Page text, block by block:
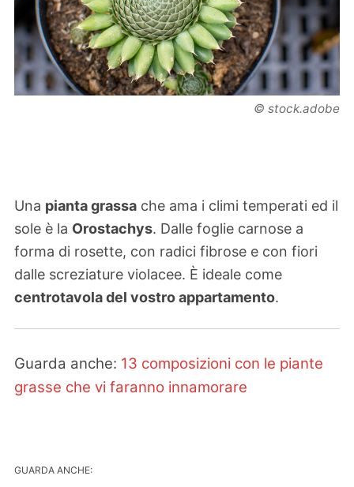
© stock.adobe
Una pianta grassa che ama i climi temperati ed il
sole è la Orostachys. Dalle foglie carnose a
forma di rosette, con radici fibrose e con fiori
dalle screziature violacee. È ideale come
centrotavola del vostro appartamento.
Guarda anche: 13 composizioni con le piante
grasse che vi faranno innamorare
GUARDA ANCHE: